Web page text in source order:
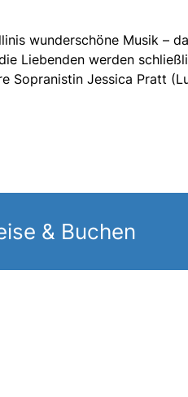
wunderschöne Musik –
Liebenden werden
Sopranistin Jessica Pratt
& Buchen